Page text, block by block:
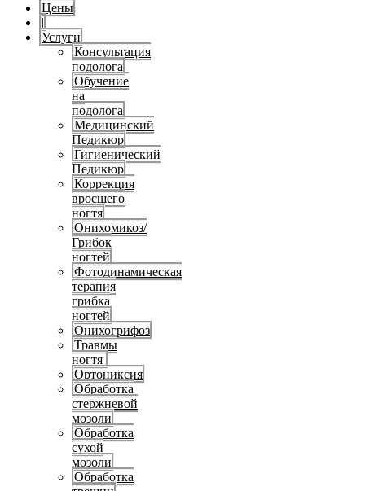
Цены
|
Услуги
Консультация
подолога
Обучение
на
подолога
Медицинский
Педикюр
Гигиенический
Педикюр
Коррекция
вросшего
ногтя
Онихомикоз/
Грибок
ногтей
Фотодинамическая
терапия
грибка
ногтей
Онихогрифоз
Травмы
ногтя
Ортониксия
Обработка
стержневой
мозоли
Обработка
сухой
мозоли
Обработка